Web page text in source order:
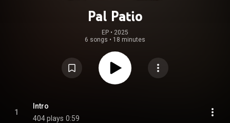
Pal Patio
EP • 2025
6 songs • 18 minutes
1
Intro
404 plays 0:59